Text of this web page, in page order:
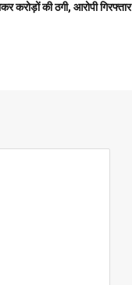
करोड़ों की ठगी, आरोपी गिरफ्तार